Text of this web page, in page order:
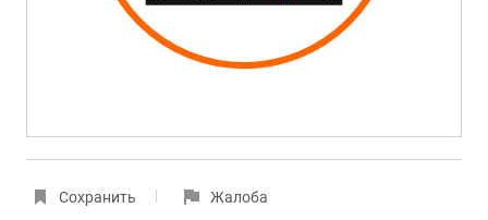
Сохранить Жалоба